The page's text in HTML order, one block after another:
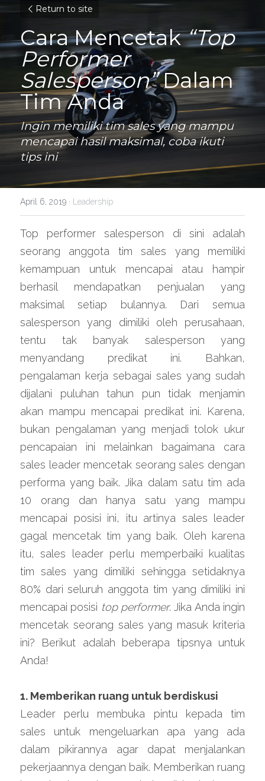
Return to site
Cara Mencetak “Top
Performer
Salesperson” Dalam
Tim Anda
Ingin memiliki tim sales yang mampu
mencapai hasil maksimal, coba ikuti
tips ini
April 6, 2019 · Leadership
Top performer salesperson di sini adalah
seorang anggota tim sales yang memiliki
kemampuan untuk mencapai atau hampir
berhasil mendapatkan penjualan yang
maksimal setiap bulannya. Dari semua
salesperson yang dimiliki oleh perusahaan,
tentu tak banyak salesperson yang
menyandang predikat ini. Bahkan,
pengalaman kerja sebagai sales yang sudah
dijalani puluhan tahun pun tidak menjamin
akan mampu mencapai predikat ini. Karena,
bukan pengalaman yang menjadi tolok ukur
pencapaian ini melainkan bagaimana cara
sales leader mencetak seorang sales dengan
performa yang baik. Jika dalam satu tim ada
10 orang dan hanya satu yang mampu
mencapai posisi ini, itu artinya sales leader
gagal mencetak tim yang baik. Oleh karena
itu, sales leader perlu memperbaiki kualitas
tim sales yang dimiliki sehingga setidaknya
80% dari seluruh anggota tim yang dimiliki ini
mencapai posisi top performer. Jika Anda ingin
mencetak seorang sales yang masuk kriteria
ini? Berikut adalah beberapa tipsnya untuk
Anda!
1. Memberikan ruang untuk berdiskusi
Leader perlu membuka pintu kepada tim
sales untuk mengeluarkan apa yang ada
dalam pikirannya agar dapat menjalankan
pekerjaannya dengan baik. Memberikan ruang